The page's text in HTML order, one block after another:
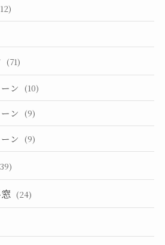
(71)
ン (10)
ン (9)
ン (9)
(24)